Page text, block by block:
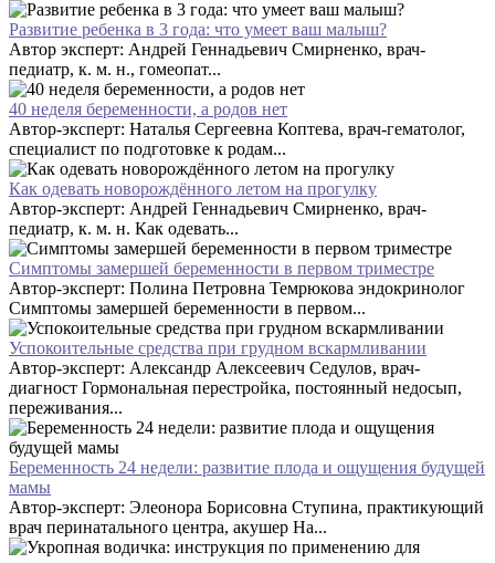
Развитие ребенка в 3 года: что умеет ваш малыш?
Автор эксперт: Андрей Геннадьевич Смирненко, врач-
педиатр, к. м. н., гомеопат...
40 неделя беременности, а родов нет
Автор-эксперт: Наталья Сергеевна Коптева, врач-гематолог,
специалист по подготовке к родам...
Как одевать новорождённого летом на прогулку
Автор-эксперт: Андрей Геннадьевич Смирненко, врач-
педиатр, к. м. н. Как одевать...
Симптомы замершей беременности в первом триместре
Автор-эксперт: Полина Петровна Темрюкова эндокринолог
Симптомы замершей беременности в первом...
Успокоительные средства при грудном вскармливании
Автор-эксперт: Александр Алексеевич Седулов, врач-
диагност Гормональная перестройка, постоянный недосып,
переживания...
Беременность 24 недели: развитие плода и ощущения будущей
мамы
Автор-эксперт: Элеонора Борисовна Ступина, практикующий
врач перинатального центра, акушер На...